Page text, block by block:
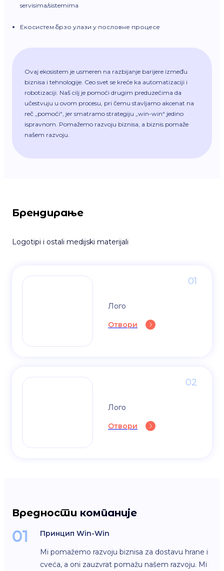
servisima/sistemima
Екосистем брзо улази у пословне процесе
Ovaj ekosistem je usmeren na razbijanje barijere između
biznisa i tehnologije. Ceo svet se kreće ka automatizaciji i
robotizaciji. Naš cilj je pomoći drugim preduzećima da
učestvuju u ovom procesu, pri čemu stavljamo akcenat na
reč „pomoći“, jer smatramo strategiju „win-win“ jedino
ispravnom. Pomažemo razvoju biznisa, a biznis pomaže
našem razvoju.
Брендирање
Logotipi i ostali medijski materijali
01
Лого
Отвори
02
Лого
Отвори
Вредности компаније
01 Принцип Win-Win
Mi pomažemo razvoju biznisa za dostavu hrane i
cveća, a oni zauzvrat pomažu našem razvoju. Mi